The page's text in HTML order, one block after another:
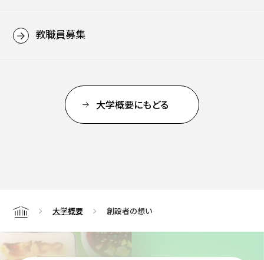
教職員募集
大学概要にもどる
Home 大学概要 創設者の想い